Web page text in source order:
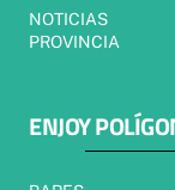
NOTICIAS
PROVINCIA
ENJOY